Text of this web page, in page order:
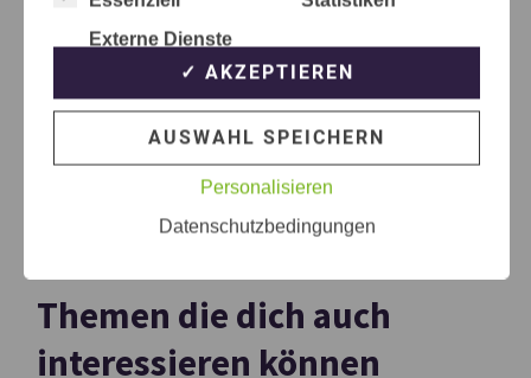
Themen die dich auch
interessieren können
Externe Dienste
✓ AKZEPTIEREN
AUSWAHL SPEICHERN
Personalisieren
Datenschutzbedingungen